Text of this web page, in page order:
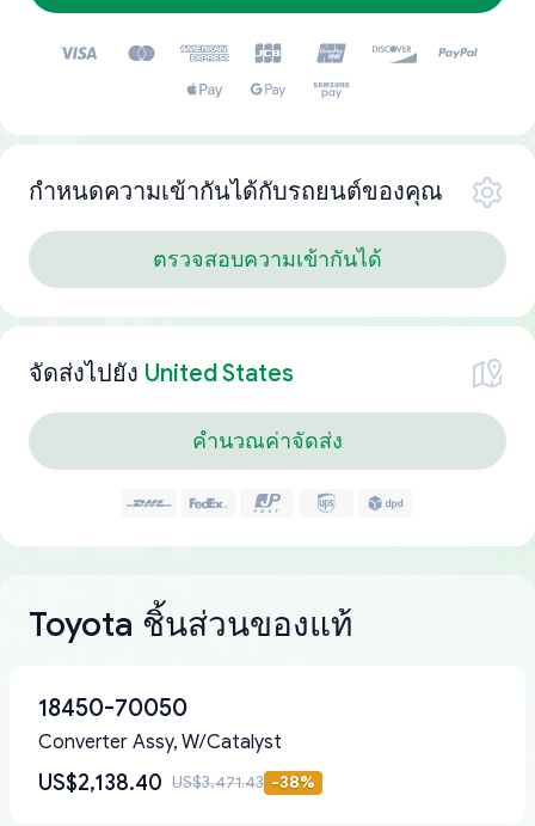
กำหนดความเข้ากันได้กับรถยนต์ของคุณ
ตรวจสอบความเข้ากันได้
จัดส่งไปยัง United States
คำนวณค่าจัดส่ง
Toyota ชิ้นส่วนของแท้
18450-70050
Converter Assy, W/Catalyst
US$2,138.40 US$3,471.43 -38%